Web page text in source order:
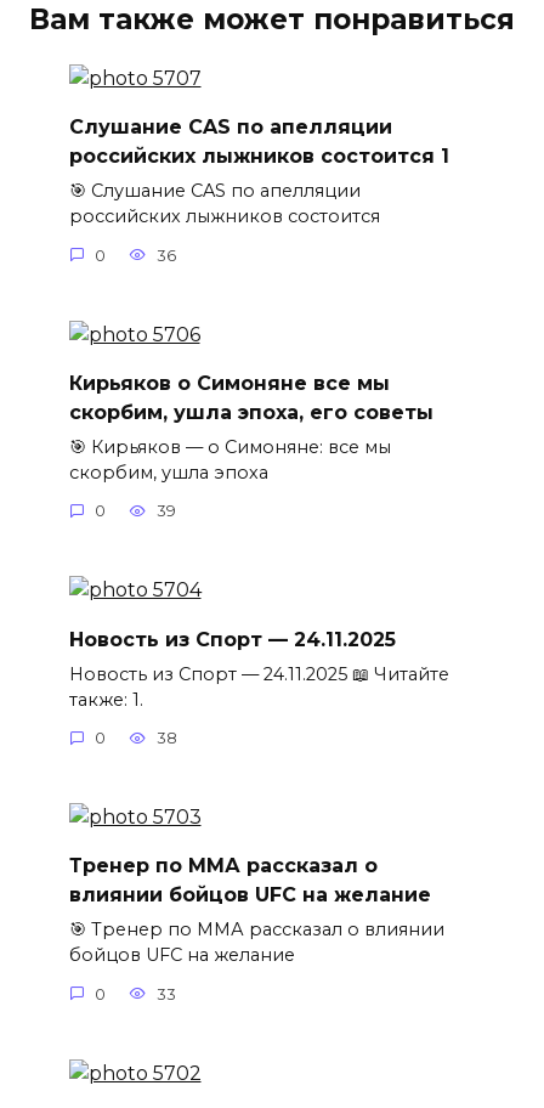
Вам также может понравиться
Слушание CAS по апелляции
российских лыжников состоится 1
🎯 Слушание CAS по апелляции
российских лыжников состоится
0 36
Кирьяков о Симоняне все мы
скорбим, ушла эпоха, его советы
🎯 Кирьяков — о Симоняне: все мы
скорбим, ушла эпоха
0 39
Новость из Спорт — 24.11.2025
Новость из Спорт — 24.11.2025 📖 Читайте
также: 1.
0 38
Тренер по ММА рассказал о
влиянии бойцов UFC на желание
🎯 Тренер по ММА рассказал о влиянии
бойцов UFC на желание
0 33